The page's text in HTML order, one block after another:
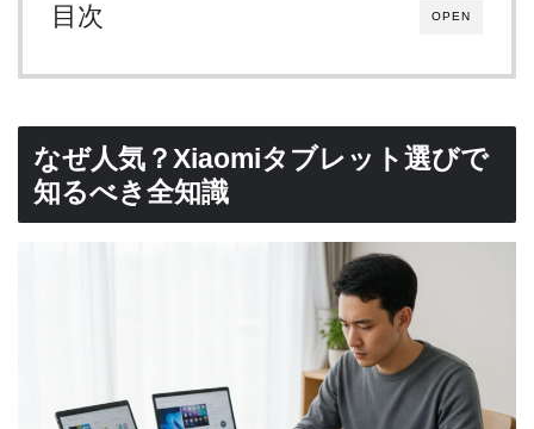
OPEN
目次
なぜ人気？Xiaomiタブレット選びで
知るべき全知識